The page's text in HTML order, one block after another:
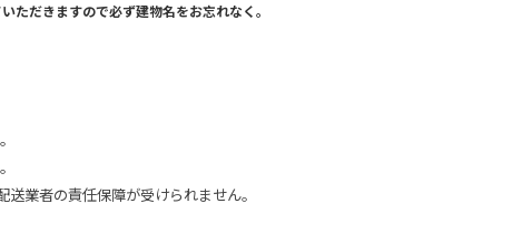
ただきますので必ず建物名をお忘れなく。
業者の責任保障が受けられません。